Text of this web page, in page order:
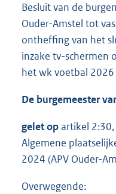
Besluit van de
Ouder-Amstel tot
ontheffing van het
inzake tv-schermen
het wk voetbal 2026
De burgemeester
gelet opartikel 2:30,
Algemene
2024 (APV Ouder-
Overwegende: